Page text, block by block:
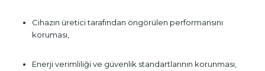
Cihazın üretici tarafından öngörülen performansını
koruması,
Enerji verimliliği ve güvenlik standartlarının korunması,